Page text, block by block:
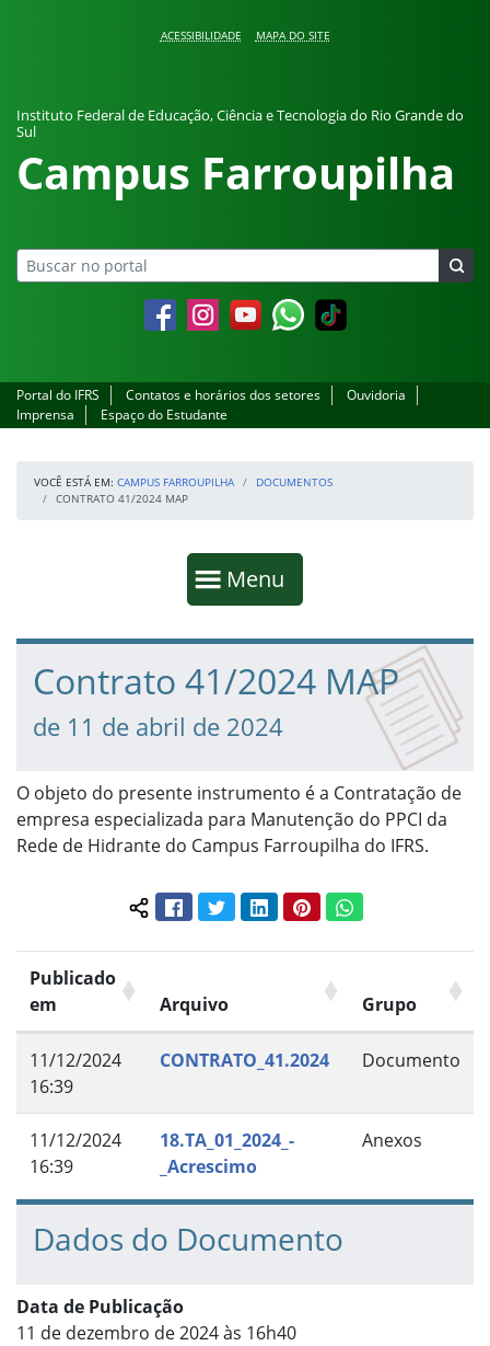
ACESSIBILIDADE MAPA DO SITE
Instituto Federal de Educação, Ciência e Tecnologia do Rio Grande do
Sul
Campus Farroupilha
FacebookInstagramYouTubeWhatsapp
Portal do IFRS Contatos e horários dos setores
Ouvidoria
Imprensa
Espaço do Estudante
VOCÊ ESTÁ EM: CAMPUS FARROUPILHA
DOCUMENTOS
CONTRATO 41/2024 MAP
Mostrar
Menu
Fim da navegação
Início do conteúdo
Contrato 41/2024 MAP
de 11 de abril de 2024
O objeto do presente instrumento é a Contratação de
empresa especializada para Manutenção do PPCI da
Rede de Hidrante do Campus Farroupilha do IFRS.
Compartilhar conteúdo:
FacebookTwitterLinkedInPinterestWhatsApp
Publicado
em
Arquivo Grupo
11/12/2024
16:39
CONTRATO_41.2024 Documento
11/12/2024
16:39
18.TA_01_2024_-
_Acrescimo
Anexos
Dados do Documento
Data de Publicação
11 de dezembro de 2024 às 16h40